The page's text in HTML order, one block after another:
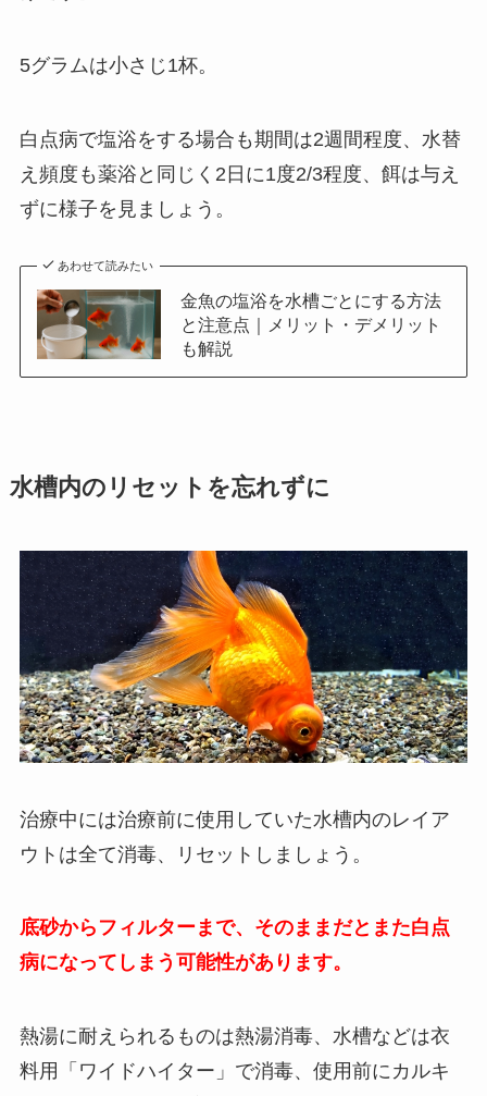
5グラムは小さじ1杯。
白点病で塩浴をする場合も期間は2週間程度、水替
え頻度も薬浴と同じく2日に1度2/3程度、餌は与え
ずに様子を見ましょう。
あわせて読みたい
金魚の塩浴を水槽ごとにする方法
と注意点｜メリット・デメリット
も解説
水槽内のリセットを忘れずに
治療中には治療前に使用していた水槽内のレイア
ウトは全て消毒、リセットしましょう。
底砂からフィルターまで、そのままだとまた白点
病になってしまう可能性があります。
熱湯に耐えられるものは熱湯消毒、水槽などは衣
料用「ワイドハイター」で消毒、使用前にカルキ